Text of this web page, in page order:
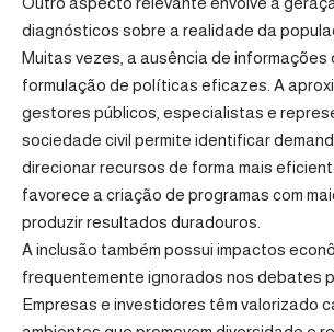
diagnósticos sobre a realidade da
Muitas vezes, a ausência de informações
formulação de políticas eficazes. A
gestores públicos, especialistas e
sociedade civil permite identificar
direcionar recursos de forma mais
favorece a criação de programas com
produzir resultados duradouros.
A inclusão também possui impactos
frequentemente ignorados nos debates
Empresas e investidores têm valorizado